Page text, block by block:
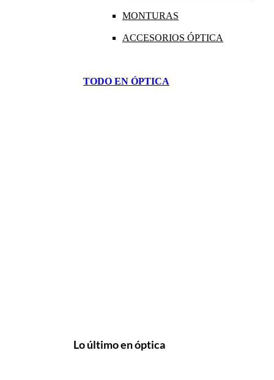
MONTURAS
ACCESORIOS ÓPTICA
TODO EN ÓPTICA
Lo último en óptica